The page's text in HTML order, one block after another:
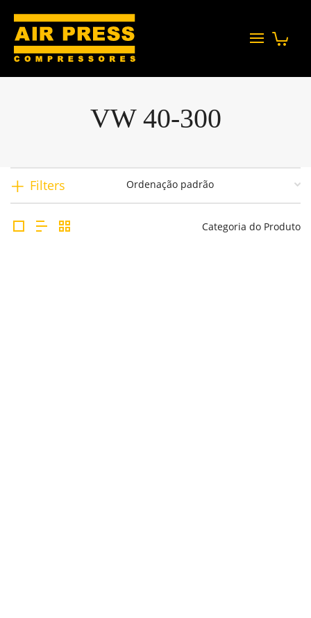
VW 40-300
Filters
Categoria do Produto